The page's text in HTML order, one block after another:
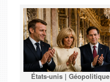
États-unis | Géopolitique